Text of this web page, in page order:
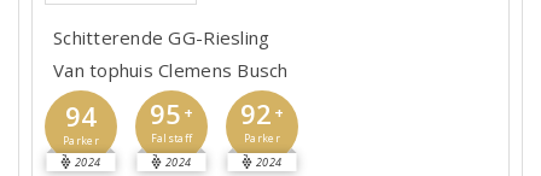
Schitterende GG-Riesling
Van tophuis Clemens Busch
94
Parker
2024
95 +
Falstaff
2024
92 +
Parker
2024